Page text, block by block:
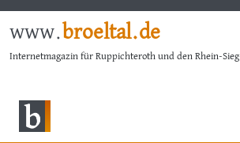
www.broeltal.de
Internetmagazin für Ruppichteroth und den Rhein-